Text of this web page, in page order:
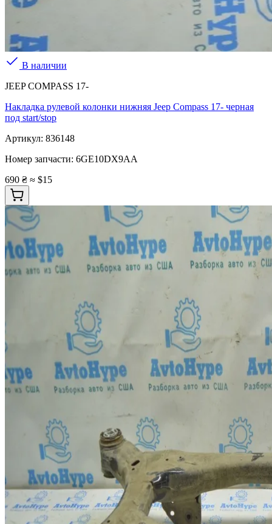
В наличии
JEEP COMPASS 17-
Накладка рулевой колонки нижняя Jeep Compass 17- черная
под start/stop
Артикул: 836148
Номер запчасти: 6GE10DX9AA
690 ₴ ≈ $15